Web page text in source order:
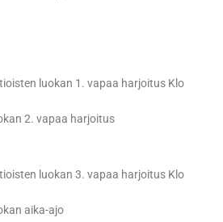
luokan 1. vapaa harjoitus Klo
2. vapaa harjoitus
luokan 3. vapaa harjoitus Klo
aika-ajo